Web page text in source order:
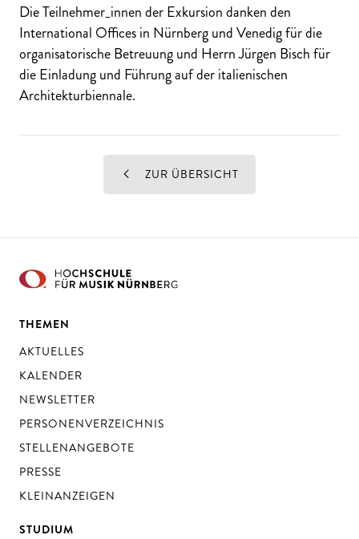
Die Teilnehmer_innen der Exkursion danken den
International Offices in Nürnberg und Venedig für die
organisatorische Betreuung und Herrn Jürgen Bisch für
die Einladung und Führung auf der italienischen
Architekturbiennale.
ZUR ÜBERSICHT
THEMEN
AKTUELLES
KALENDER
NEWSLETTER
PERSONENVERZEICHNIS
STELLENANGEBOTE
PRESSE
KLEINANZEIGEN
STUDIUM